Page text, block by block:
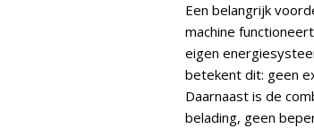
Een belangrijk
machine
eigen
betekent dit: geen
Daarnaast is de
belading, geen